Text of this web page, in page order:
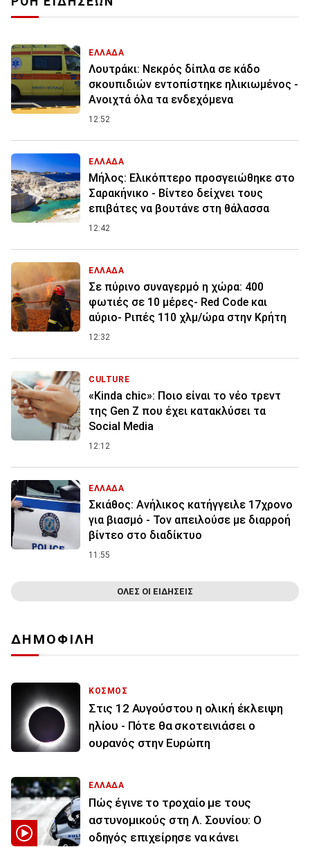
ΕΛΛΑΔΑ
Λουτράκι: Νεκρός δίπλα σε κάδο
σκουπιδιών εντοπίστηκε ηλικιωμένος -
Ανοιχτά όλα τα ενδεχόμενα
12:52
ΕΛΛΑΔΑ
Μήλος: Ελικόπτερο προσγειώθηκε στο
Σαρακήνικο - Βίντεο δείχνει τους
επιβάτες να βουτάνε στη θάλασσα
12:42
ΕΛΛΑΔΑ
Σε πύρινο συναγερμό η χώρα: 400
φωτιές σε 10 μέρες- Red Code και
αύριο- Ριπές 110 χλμ/ώρα στην Κρήτη
12:32
CULTURE
«Kinda chic»: Ποιο είναι το νέο τρεντ
της Gen Z που έχει κατακλύσει τα
Social Media
12:12
ΕΛΛΑΔΑ
Σκιάθος: Ανήλικος κατήγγειλε 17χρονο
για βιασμό - Τον απειλούσε με διαρροή
βίντεο στο διαδίκτυο
11:55
ΟΛΕΣ ΟΙ ΕΙΔΗΣΕΙΣ
ΔΗΜΟΦΙΛΗ
ΚΟΣΜΟΣ
Στις 12 Αυγούστου η ολική έκλειψη
ηλίου - Πότε θα σκοτεινιάσει ο
ουρανός στην Ευρώπη
ΕΛΛΑΔΑ
Πώς έγινε το τροχαίο με τους
αστυνομικούς στη Λ. Σουνίου: Ο
οδηγός επιχείρησε να κάνει